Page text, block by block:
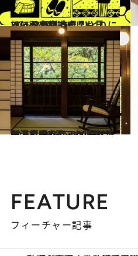
2022.2.10
《ほかの都道府県も見る》47都道府県 ひとりにいい温泉宿250
旅＆お出かけ
2020.1.19
名湯で叶う15,000円以下の温泉宿8選 これは絶対、行かなきゃソンです
旅＆お出かけ
FEATURE
フィーチャー記事